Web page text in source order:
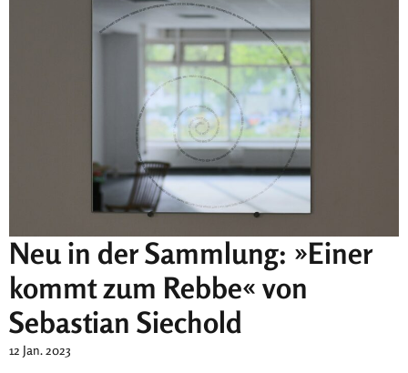
Neu in der Sammlung: »Einer
kommt zum Rebbe« von
Sebastian Siechold
12 Jan. 2023